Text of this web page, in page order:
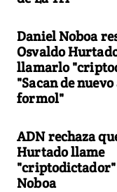
Daniel Noboa
Osvaldo
llamarlo
"Sacan de
formol"
ADN rechaza
Hurtado llame
"criptodictador"
Noboa